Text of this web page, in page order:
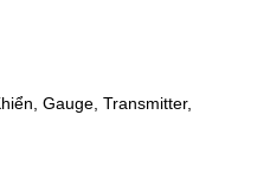
Gauge, Transmitter,